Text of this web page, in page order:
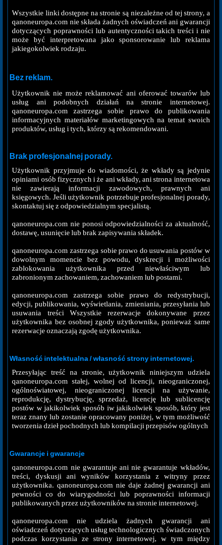
Wszystkie linki dostępne na stronie są niezależne od tej strony, a
qanoneuropa.com nie składa żadnych oświadczeń ani gwarancji
dotyczących poprawności lub autentyczności takich treści i nie
może być interpretowana jako sponsorowanie lub reklama
jakiegokolwiek rodzaju.
Bez reklam.
Użytkownik nie może reklamować ani oferować towarów lub
usług ani podobnych działań na stronie internetowej.
qanoneuropa.com zastrzega sobie prawo do publikowania
informacyjnych materiałów marketingowych na temat swoich
produktów, usług i tych, którzy są rekomendowani.
Brak profesjonalnej porady.
Użytkownik przyjmuje do wiadomości, że wkłady są jedynie
opiniami osób fizycznych i że ani wkłady, ani strona internetowa
nie zawierają informacji zawodowych, prawnych ani
księgowych. Jeśli użytkownik potrzebuje profesjonalnej porady,
skontaktuj się z odpowiedzialnym specjalistą.
qanoneuropa.com nie ponosi odpowiedzialności za aktualność,
dostawę, usunięcie lub brak zapisywania składek.
qanoneuropa.com zastrzega sobie prawo do usuwania postów w
dowolnym momencie bez powodu, dyskrecji i możliwości
zablokowania użytkownika przed niewłaściwym lub
zabronionym zachowaniem, zachowaniem lub postami.
qanoneuropa.com zastrzega sobie prawo do redystrybucji,
edycji, publikowania, wyświetlania, zmieniania, przesyłania lub
usuwania treści Wszystkie rezerwacje dokonywane przez
użytkownika bez osobnej zgody użytkownika, ponieważ same
rezerwacje oznaczają zgodę użytkownika.
Własność intelektualna / własność strony internetowej.
Przesyłając treść na stronie, użytkownik niniejszym udziela
qanoneuropa.com stałej, wolnej od licencji, nieograniczonej,
ogólnoświatowej, nieograniczonej licencji na używanie,
reprodukcję, dystrybucję, sprzedaż, licencję lub sublicencję
postów w jakikolwiek sposób iw jakikolwiek sposób, który jest
teraz znany lub zostanie opracowany poniżej, w tym możliwość
tworzenia dzieł pochodnych lub kompilacji przepisów ogólnych
Gwarancje i gwarancje
qanoneuropa.com nie gwarantuje ani nie gwarantuje wkładów,
treści, dyskusji ani wyników korzystania z witryny przez
użytkownika. qanoneuropa.com nie daje żadnej gwarancji ani
pewności co do wiarygodności lub poprawności informacji
publikowanych przez użytkowników na stronie internetowej.
qanoneuropa.com nie udziela żadnych gwarancji ani
oświadczeń dotyczących usług technologicznych świadczonych
podczas korzystania ze strony internetowej, w tym między